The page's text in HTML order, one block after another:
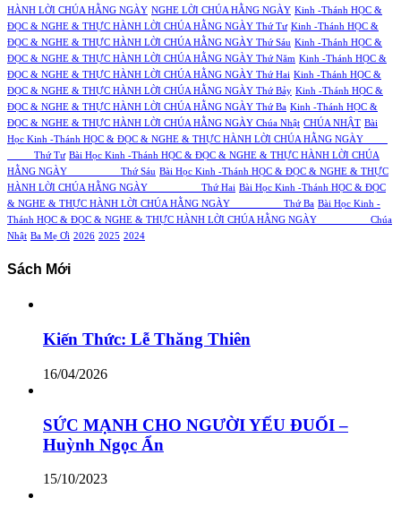
HÀNH LỜI CHÚA HẰNG NGÀY NGHE LỜI CHÚA HẰNG NGÀY Kinh -Thánh HỌC &
ĐỌC & NGHE & THỰC HÀNH LỜI CHÚA HẰNG NGÀY Thứ Tư Kinh -Thánh HỌC &
ĐỌC & NGHE & THỰC HÀNH LỜI CHÚA HẰNG NGÀY Thứ Sáu Kinh -Thánh HỌC &
ĐỌC & NGHE & THỰC HÀNH LỜI CHÚA HẰNG NGÀY Thứ Năm Kinh -Thánh HỌC &
ĐỌC & NGHE & THỰC HÀNH LỜI CHÚA HẰNG NGÀY Thứ Hai Kinh -Thánh HỌC &
ĐỌC & NGHE & THỰC HÀNH LỜI CHÚA HẰNG NGÀY Thứ Bảy Kinh -Thánh HỌC &
ĐỌC & NGHE & THỰC HÀNH LỜI CHÚA HẰNG NGÀY Thứ Ba Kinh -Thánh HỌC &
ĐỌC & NGHE & THỰC HÀNH LỜI CHÚA HẰNG NGÀY Chúa Nhật CHÚA NHẬT Bài
Học Kinh -Thánh HỌC & ĐỌC & NGHE & THỰC HÀNH LỜI CHÚA HẰNG NGÀY
Thứ Tư Bài Học Kinh -Thánh HỌC & ĐỌC & NGHE & THỰC HÀNH LỜI CHÚA
HẰNG NGÀY Thứ Sáu Bài Học Kinh -Thánh HỌC & ĐỌC & NGHE & THỰC
HÀNH LỜI CHÚA HẰNG NGÀY Thứ Hai Bài Học Kinh -Thánh HỌC & ĐỌC
& NGHE & THỰC HÀNH LỜI CHÚA HẰNG NGÀY Thứ Ba Bài Học Kinh -
Thánh HỌC & ĐỌC & NGHE & THỰC HÀNH LỜI CHÚA HẰNG NGÀY Chúa
Nhật Ba Mẹ Ơi 2026 2025 2024
Sách Mới
Kiến Thức: Lễ Thăng Thiên
16/04/2026
SỨC MẠNH CHO NGƯỜI YẾU ĐUỐI –
Huỳnh Ngọc Ẩn
15/10/2023